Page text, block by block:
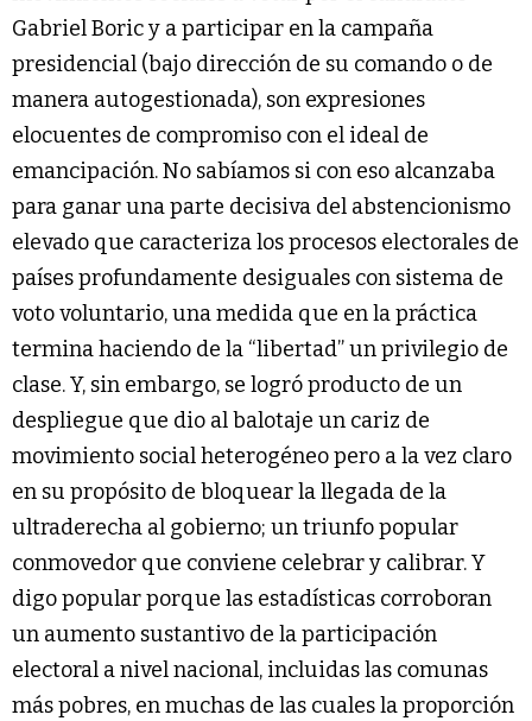
Gabriel Boric y a participar en la campaña
presidencial (bajo dirección de su comando o de
manera autogestionada), son expresiones
elocuentes de compromiso con el ideal de
emancipación. No sabíamos si con eso alcanzaba
para ganar una parte decisiva del abstencionismo
elevado que caracteriza los procesos electorales de
países profundamente desiguales con sistema de
voto voluntario, una medida que en la práctica
termina haciendo de la “libertad” un privilegio de
clase. Y, sin embargo, se logró producto de un
despliegue que dio al balotaje un cariz de
movimiento social heterogéneo pero a la vez claro
en su propósito de bloquear la llegada de la
ultraderecha al gobierno; un triunfo popular
conmovedor que conviene celebrar y calibrar. Y
digo popular porque las estadísticas corroboran
un aumento sustantivo de la participación
electoral a nivel nacional, incluidas las comunas
más pobres, en muchas de las cuales la proporción